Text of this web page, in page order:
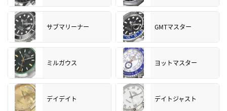
サブマリーナー GMTマスター
ミルガウス ヨットマスター
デイデイト デイトジャスト